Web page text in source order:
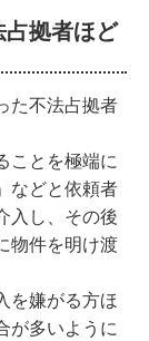
占拠者ほど
た不法占拠者
ことを極端に
などと依頼者
入し、その後
物件を明け渡
を嫌がる方ほ
が多いように